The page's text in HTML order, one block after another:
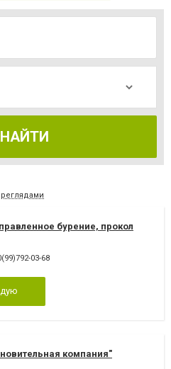
бурение, прокол
03-68
компания"